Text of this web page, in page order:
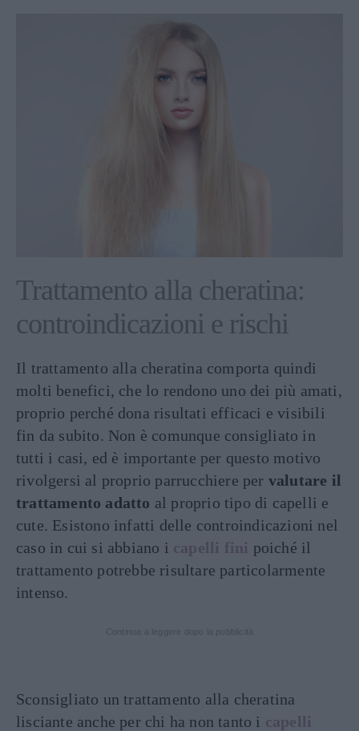
Trattamento alla cheratina:
controindicazioni e rischi
Il trattamento alla cheratina comporta quindi
molti benefici, che lo rendono uno dei più amati,
proprio perché dona risultati efficaci e visibili
fin da subito. Non è comunque consigliato in
tutti i casi, ed è importante per questo motivo
rivolgersi al proprio parrucchiere per valutare il
trattamento adatto al proprio tipo di capelli e
cute. Esistono infatti delle controindicazioni nel
caso in cui si abbiano i capelli fini poiché il
trattamento potrebbe risultare particolarmente
intenso.
Sconsigliato un trattamento alla cheratina
lisciante anche per chi ha non tanto i capelli